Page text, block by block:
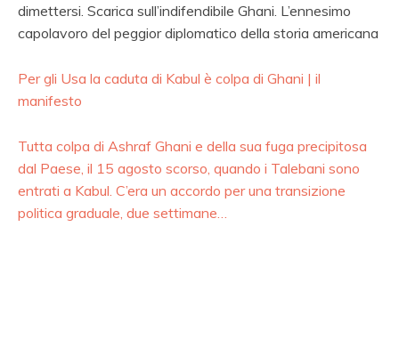
dimettersi. Scarica sull’indifendibile Ghani. L’ennesimo
capolavoro del peggior diplomatico della storia americana
Per gli Usa la caduta di Kabul è colpa di Ghani | il
manifesto
Tutta colpa di Ashraf Ghani e della sua fuga precipitosa
dal Paese, il 15 agosto scorso, quando i Talebani sono
entrati a Kabul. C’era un accordo per una transizione
politica graduale, due settimane…